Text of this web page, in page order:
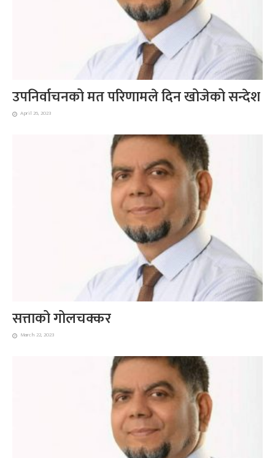
उपनिर्वाचनको मत परिणामले दिन खोजेको सन्देश
April 26, 2023
सत्ताको गोलचक्कर
March 22, 2023